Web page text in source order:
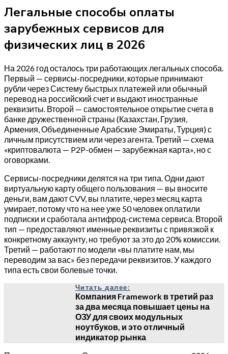
Легальные способы оплаты
зарубежных сервисов для
физических лиц в 2026
На 2026 год осталось три работающих легальных способа.
Первый — сервисы-посредники, которые принимают
рубли через Систему быстрых платежей или обычный
перевод на российский счет и выдают иностранные
реквизиты. Второй — самостоятельное открытие счета в
банке дружественной страны (Казахстан, Грузия,
Армения, Объединенные Арабские Эмираты, Турция) с
личным присутствием или через агента. Третий — схема
«криптовалюта — P2P-обмен — зарубежная карта», но с
оговорками.
Сервисы-посредники делятся на три типа. Одни дают
виртуальную карту общего пользования — вы вносите
деньги, вам дают CVV, вы платите, через месяц карта
умирает, потому что на нее уже 50 человек оплатили
подписки и сработала антифрод-система сервиса. Второй
тип — предоставляют именные реквизиты с привязкой к
конкретному аккаунту, но требуют за это до 20% комиссии.
Третий — работают по модели «вы платите нам, мы
переводим за вас» без передачи реквизитов. У каждого
типа есть свои болевые точки.
Читать далее:
Компания Framework в третий раз
за два месяца повышает цены на
ОЗУ для своих модульных
ноутбуков, и это отличный
индикатор рынка